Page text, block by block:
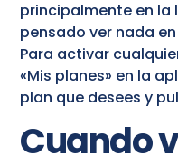
principalmente en la
pensado ver nada
Para activar
«Mis planes» en la
plan que desees y
Cuando